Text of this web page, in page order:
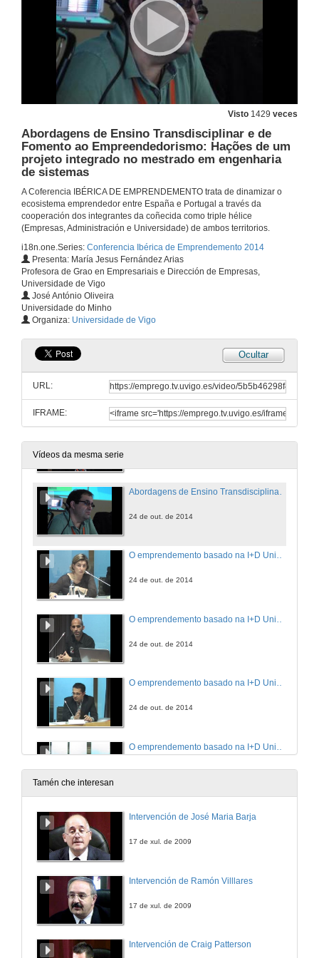
Visto 1429 veces
Abordagens de Ensino Transdisciplinar e de
Fomento ao Empreendedorismo: Hações de um
projeto integrado no mestrado em engenharia
de sistemas
A Coferencia IBÉRICA DE EMPRENDEMENTO trata de dinamizar o
ecosistema emprendedor entre España e Portugal a través da
cooperación dos integrantes da coñecida como triple hélice
(Empresas, Administración e Universidade) de ambos territorios.
i18n.one.Series: Conferencia Ibérica de Emprendemento 2014
Presenta: María Jesus Fernández Arias
Profesora de Grao en Empresariais e Dirección de Empresas,
Universidade de Vigo
José António Oliveira
Universidade do Minho
Organiza: Universidade de Vigo
Ocultar
URL:
IFRAME:
Vídeos da mesma serie
24 de out. de 2014
24 de out. de 2014
24 de out. de 2014
24 de out. de 2014
24 de out. de 2014
24 de out. de 2014
A capacidade inovadora dos serviços de enfermagem nos serviços de saúde
24 de out. de 2014
Orquestrando cidadania: o empreendedurismo social em projetos da economia criativa
24 de out. de 2014
O emprendemento basado na I+D Universitaria
24 de out. de 2014
24 de out. de 2014
O emprendemento basado na I+D Universitaria
24 de out. de 2014
24 de out. de 2014
Tamén che interesan
Intervención de José Maria Barja
17 de xul. de 2009
Intervención de Ramón Villlares
17 de xul. de 2009
Intervención de Craig Patterson